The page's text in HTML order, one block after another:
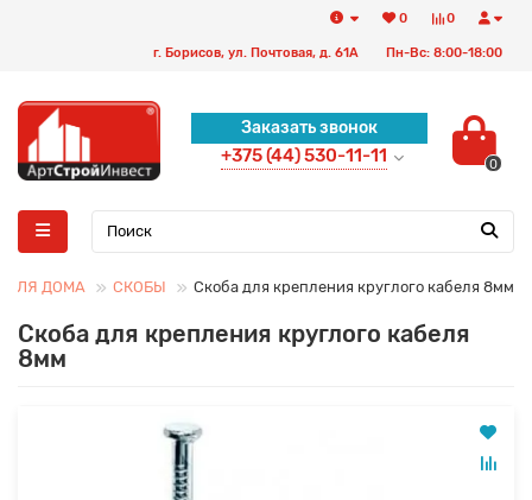
0
0
г. Борисов, ул. Почтовая, д. 61А Пн-Вс: 8:00-18:00
Заказать звонок
+375 (44) 530-11-11 0
ДЛЯ ДОМА СКОБЫ Скоба для крепления круглого кабеля 8мм
Скоба для крепления круглого кабеля
8мм